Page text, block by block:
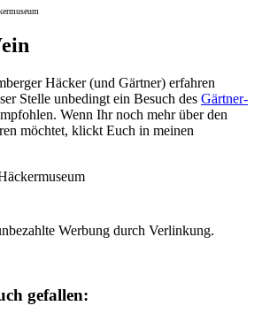
Häcker (und Gärtner) erfahren
Stelle unbedingt ein Besuch des Gärtner-
Wenn Ihr noch mehr über den
möchtet, klickt Euch in meinen
Werbung durch Verlinkung.
gefallen: